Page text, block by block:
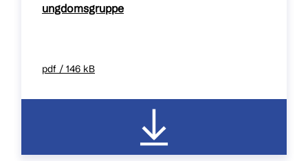
ungdomsgruppe
pdf / 146 kB